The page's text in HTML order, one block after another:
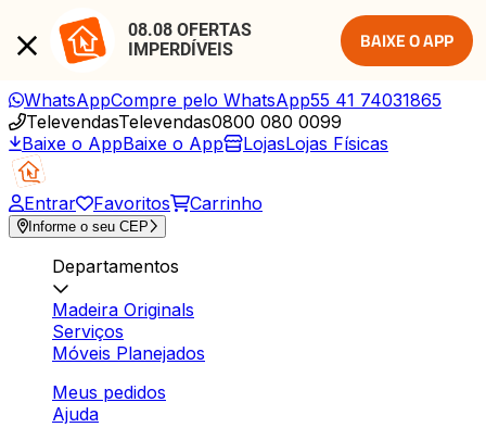
08.08 OFERTAS
IMPERDÍVEIS
BAIXE O APP
WhatsAppCompre pelo WhatsApp55 41 74031865
TelevendasTelevendas0800 080 0099
Baixe o AppBaixe o App LojasLojas Físicas
Entrar Favoritos Carrinho
Informe o seu CEP
Departamentos
Madeira Originals
Serviços
Móveis Planejados
Meus pedidos
Ajuda